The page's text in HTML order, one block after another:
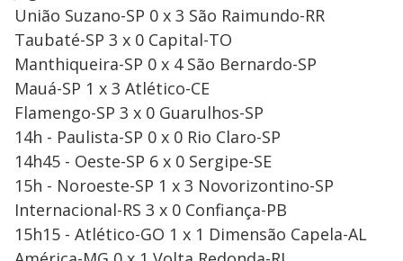
União Suzano-SP 0 x 3 São Raimundo-RR
Taubaté-SP 3 x 0 Capital-TO
Manthiqueira-SP 0 x 4 São Bernardo-SP
Mauá-SP 1 x 3 Atlético-CE
Flamengo-SP 3 x 0 Guarulhos-SP
14h - Paulista-SP 0 x 0 Rio Claro-SP
14h45 - Oeste-SP 6 x 0 Sergipe-SE
15h - Noroeste-SP 1 x 3 Novorizontino-SP
Internacional-RS 3 x 0 Confiança-PB
15h15 - Atlético-GO 1 x 1 Dimensão Capela-AL